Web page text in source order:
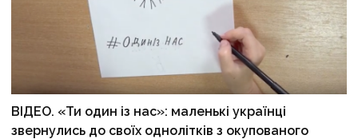
ВІДЕО. «Ти один із нас»: маленькі українці
звернулись до своїх однолітків з окупованого